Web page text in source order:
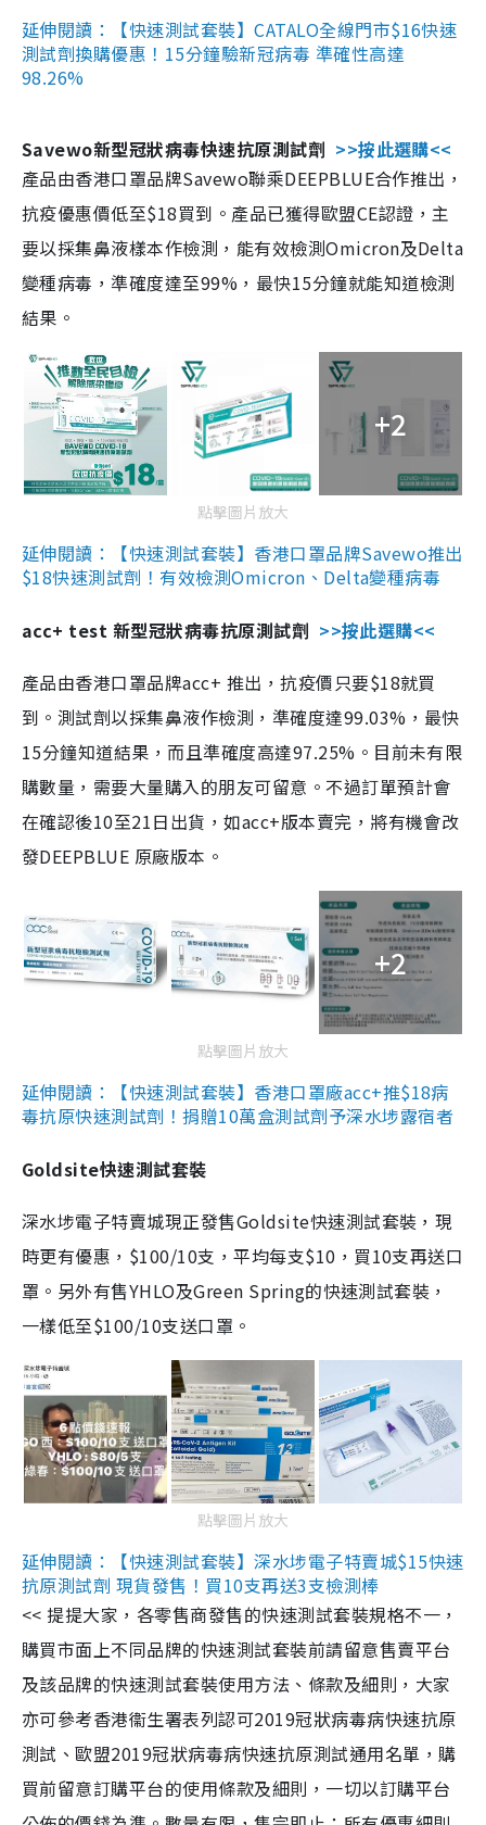
延伸閱讀：【快速測試套裝】CATALO全線門市$16快速
測試劑換購優惠！15分鐘驗新冠病毒 準確性高達
98.26%
Savewo新型冠狀病毒快速抗原測試劑 >>按此選購<<
產品由香港口罩品牌Savewo聯乘DEEPBLUE合作推出，
抗疫優惠價低至$18買到。產品已獲得歐盟CE認證，主
要以採集鼻液樣本作檢測，能有效檢測Omicron及Delta
變種病毒，準確度達至99%，最快15分鐘就能知道檢測
結果。
+2
點擊圖片放大
延伸閱讀：【快速測試套裝】香港口罩品牌Savewo推出
$18快速測試劑！有效檢測Omicron、Delta變種病毒
acc+ test 新型冠狀病毒抗原測試劑 >>按此選購<<
產品由香港口罩品牌acc+ 推出，抗疫價只要$18就買
到。測試劑以採集鼻液作檢測，準確度達99.03%，最快
15分鐘知道結果，而且準確度高達97.25%。目前未有限
購數量，需要大量購入的朋友可留意。不過訂單預計會
在確認後10至21日出貨，如acc+版本賣完，將有機會改
發DEEPBLUE 原廠版本。
+2
點擊圖片放大
延伸閱讀：【快速測試套裝】香港口罩廠acc+推$18病
毒抗原快速測試劑！捐贈10萬盒測試劑予深水埗露宿者
Goldsite快速測試套裝
深水埗電子特賣城現正發售Goldsite快速測試套裝，現
時更有優惠，$100/10支，平均每支$10，買10支再送口
罩。另外有售YHLO及Green Spring的快速測試套裝，
一樣低至$100/10支送口罩。
點擊圖片放大
延伸閱讀：【快速測試套裝】深水埗電子特賣城$15快速
抗原測試劑 現貨發售！買10支再送3支檢測棒
<< 提提大家，各零售商發售的快速測試套裝規格不一，
購買市面上不同品牌的快速測試套裝前請留意售賣平台
及該品牌的快速測試套裝使用方法、條款及細則，大家
亦可參考香港衞生署表列認可2019冠狀病毒病快速抗原
測試、歐盟2019冠狀病毒病快速抗原測試通用名單，購
買前留意訂購平台的使用條款及細則，一切以訂購平台